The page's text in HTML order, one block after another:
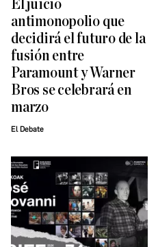
El juicio
antimonopolio que
decidirá el futuro de la
fusión entre
Paramount y Warner
Bros se celebrará en
marzo
El Debate